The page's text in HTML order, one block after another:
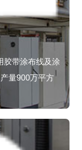
胶带涂布线及涂
量900万平方